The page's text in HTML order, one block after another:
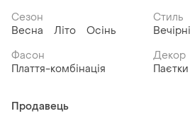
Сезон
Весна
Літо Осінь
Стиль
Фасон
Плаття-комбінація
Декор
Паєтки
Продавець